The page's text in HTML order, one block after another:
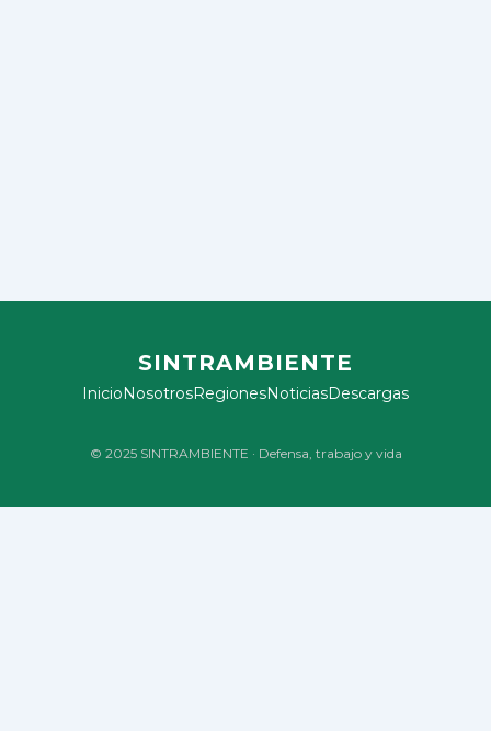
SINTRAMBIENTE
InicioNosotrosRegionesNoticiasDescargas
© 2025 SINTRAMBIENTE · Defensa, trabajo y vida